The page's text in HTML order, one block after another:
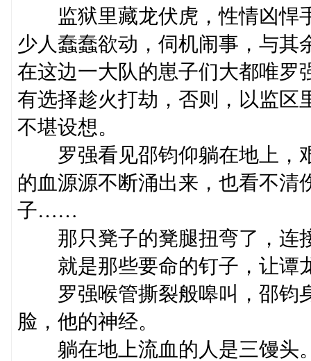
监狱里藏龙伏虎，性情凶悍
少人蠢蠢欲动，伺机闹事，与其
在这边一大队的崽子们大都唯罗
有选择趁火打劫，否则，以监区
不堪设想。
罗强看见邵钧仰躺在地上，
的血源源不断涌出来，也看不清
子……
那只凳子的凳腿扭弯了，连
就是那些要命的钉子，让谭
罗强喉管撕裂般嗥叫，邵钧
脸，他的神经。
躺在地上流血的人是三馒头